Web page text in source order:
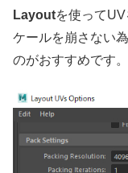
Layoutを使って
ケールを崩さない
のがおすすめです。